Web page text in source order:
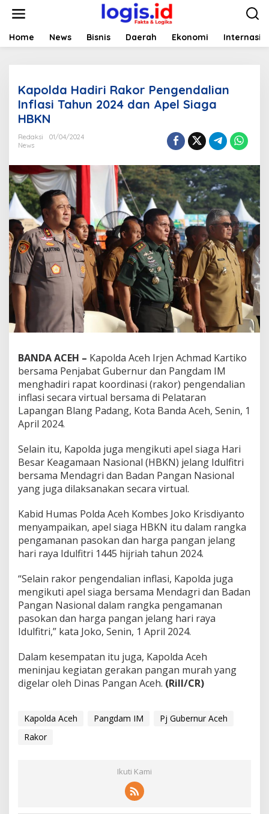
t
Home News Bisnis Daerah Ekonomi
Kapolda Hadiri Rakor Pengendalian
Inflasi Tahun 2024 dan Apel Siaga
HBKN
Redaksi
01/04/2024
News
BANDA ACEH – Kapolda Aceh Irjen Achmad Kartiko
bersama Penjabat Gubernur dan Pangdam IM
menghadiri rapat koordinasi (rakor) pengendalian
inflasi secara virtual bersama di Pelataran
Lapangan Blang Padang, Kota Banda Aceh, Senin, 1
April 2024.
Selain itu, Kapolda juga mengikuti apel siaga Hari
Besar Keagamaan Nasional (HBKN) jelang Idulfitri
bersama Mendagri dan Badan Pangan Nasional
yang juga dilaksanakan secara virtual.
Kabid Humas Polda Aceh Kombes Joko Krisdiyanto
menyampaikan, apel siaga HBKN itu dalam rangka
pengamanan pasokan dan harga pangan jelang
hari raya Idulfitri 1445 hijriah tahun 2024.
“Selain rakor pengendalian inflasi, Kapolda juga
mengikuti apel siaga bersama Mendagri dan Badan
Pangan Nasional dalam rangka pengamanan
pasokan dan harga pangan jelang hari raya
Idulfitri,” kata Joko, Senin, 1 April 2024.
Dalam kesempatan itu juga, Kapolda Aceh
meninjau kegiatan gerakan pangan murah yang
digelar oleh Dinas Pangan Aceh. (Rill/CR)
Kapolda Aceh Pangdam IM
Pj Gubernur Aceh
Rakor
Ikuti Kami